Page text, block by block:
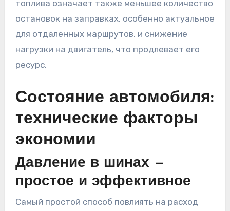
топлива означает также меньшее количество
остановок на заправках, особенно актуальное
для отдаленных маршрутов, и снижение
нагрузки на двигатель, что продлевает его
ресурс.
Состояние автомобиля:
технические факторы
экономии
Давление в шинах —
простое и эффективное
Самый простой способ повлиять на расход